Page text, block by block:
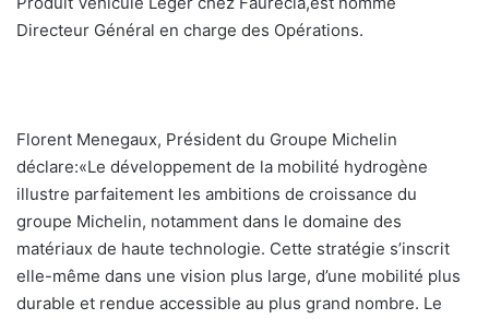
Directeur Général en charge des Opérations.
Florent Menegaux, Président du Groupe Michelin
déclare:«Le développement de la mobilité hydrogène
illustre parfaitement les ambitions de croissance du
groupe Michelin, notamment dans le domaine des
matériaux de haute technologie. Cette stratégie s’inscrit
elle-même dans une vision plus large, d’une mobilité plus
durable et rendue accessible au plus grand nombre. Le